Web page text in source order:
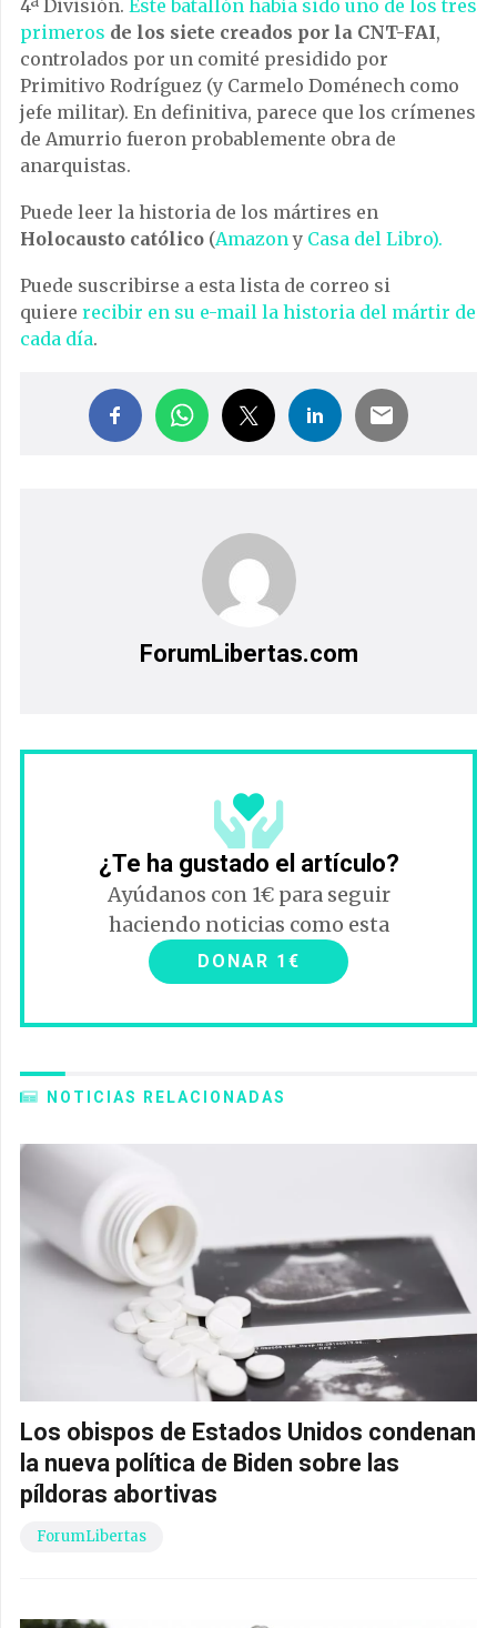
4ª División. Este batallón había sido uno de los tres
primeros de los siete creados por la CNT-FAI,
controlados por un comité presidido por
Primitivo Rodríguez (y Carmelo Doménech como
jefe militar). En definitiva, parece que los crímenes
de Amurrio fueron probablemente obra de
anarquistas.
Puede leer la historia de los mártires en
Holocausto católico (Amazony Casa del Libro).
Puede suscribirse a esta lista de correo si
quiere recibir en su e-mail la historia del mártir de
cada día.
ForumLibertas.com
¿Te ha gustado el artículo?
Ayúdanos con 1€ para seguir
haciendo noticias como esta
DONAR 1€
NOTICIAS RELACIONADAS
Los obispos de Estados Unidos condenan
la nueva política de Biden sobre las
píldoras abortivas
ForumLibertas